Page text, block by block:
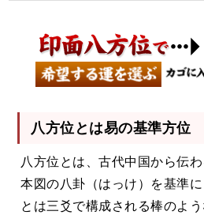
八方位とは易の基準方位
八方位とは、古代中国から伝
本図の八卦（はっけ）を基準
とは三爻で構成される棒のよう